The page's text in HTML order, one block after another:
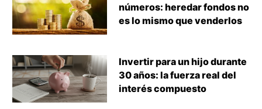
números: heredar fondos no
es lo mismo que venderlos
Invertir para un hijo durante
30 años: la fuerza real del
interés compuesto